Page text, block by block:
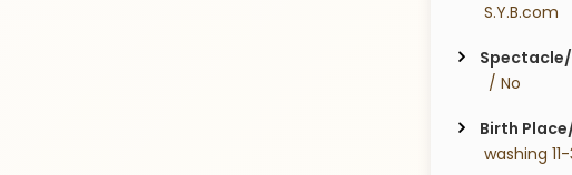
S.Y.B.com
  / No
Birth
washing